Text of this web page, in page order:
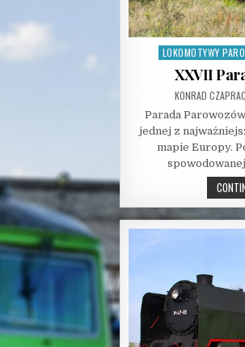
Posted
LOKOMOTYWY
XXVII
AUTHOR:
KONRAD
Parada
jednej z
mapie Europy.